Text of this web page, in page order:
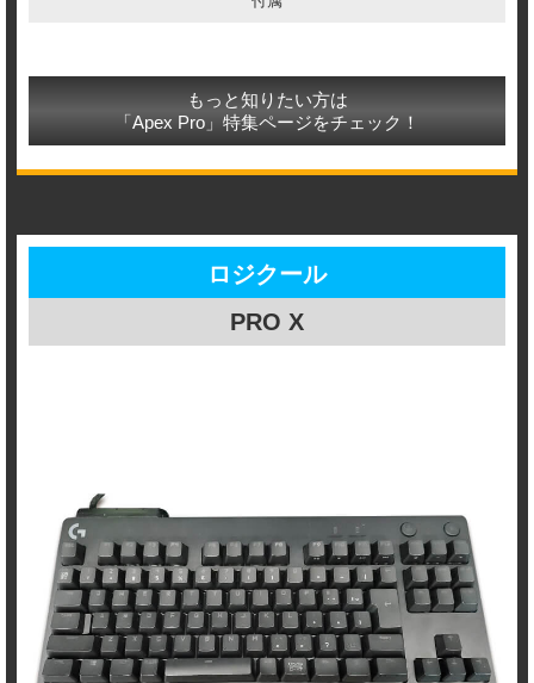
もっと知りたい方は
「Apex Pro」特集ページをチェック！
ロジクール
PRO X